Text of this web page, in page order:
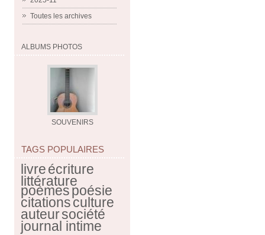
Toutes les archives
ALBUMS PHOTOS
SOUVENIRS
TAGS POPULAIRES
livreécriture
littérature
poèmespoésie
citationsculture
auteursociété
journal intime